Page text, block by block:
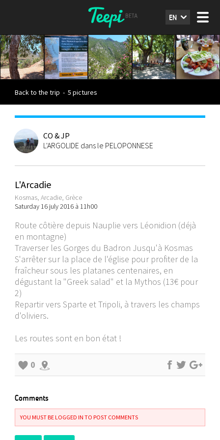
EN
Back to the trip - 5 pictures
CO & JP
L'ARGOLIDE dans le PELOPONNESE
L'Arcadie
Kosmas, Arcadie, Grèce
Saturday 16 july 2016 à 11h00
Route côtière depuis Nauplie vers Léonidion (déjà
en montagne)
Traverser les Gorges du Badron Jusqu'à Kosmas
S'arrêter sur la place de l'église pour profiter de la
fraîcheur sous les platanes centenaires, en
dégustant la "Greek salad" et la Mythos (13€ pour
2)
Repartir vers Sparte et Tripoli, à travers les champs
d'oliviers.
Les routes sont en bon état !
0
Comments
YOU MUST BE LOGGED IN TO POST COMMENTS